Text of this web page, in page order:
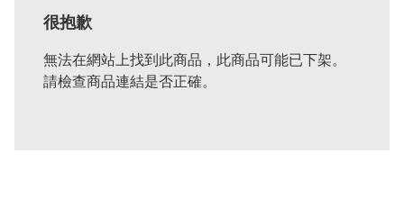
很抱歉
無法在網站上找到此商品，此商品可能已下架。
請檢查商品連結是否正確。